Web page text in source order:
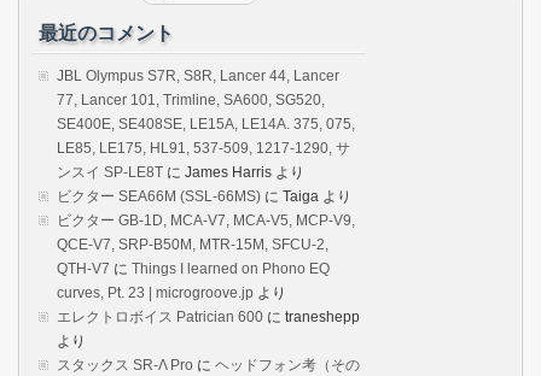
最近のコメント
JBL Olympus S7R, S8R, Lancer 44, Lancer
77, Lancer 101, Trimline, SA600, SG520,
SE400E, SE408SE, LE15A, LE14A. 375, 075,
LE85, LE175, HL91, 537-509, 1217-1290, サ
ンスイ SP-LE8T に James Harris より
ビクター SEA66M (SSL-66MS) に Taiga より
ビクター GB-1D, MCA-V7, MCA-V5, MCP-V9,
QCE-V7, SRP-B50M, MTR-15M, SFCU-2,
QTH-V7 に Things I learned on Phono EQ
curves, Pt. 23 | microgroove.jp より
エレクトロボイス Patrician 600 に traneshepp
より
スタックス SR-Λ Pro に ヘッドフォン考（その